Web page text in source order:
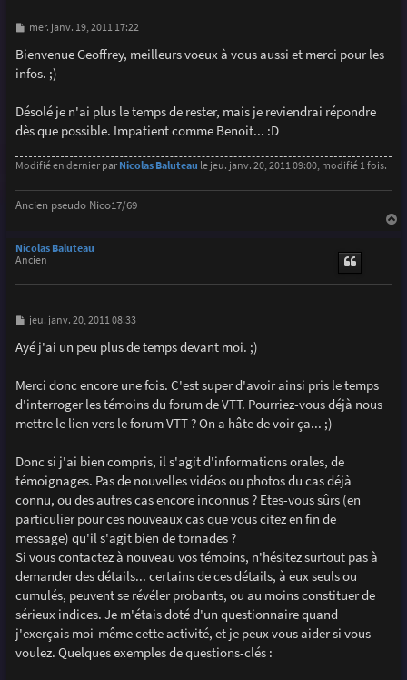
M
s
s
a
mer. janv. 19, 2011 17:22
Bienvenue Geoffrey, meilleurs voeux à vous aussi et merci pour les
infos. ;)
Désolé je n'ai plus le temps de rester, mais je reviendrai répondre
dès que possible. Impatient comme Benoit... :D
Modifié en dernier par Nicolas Baluteau le jeu. janv. 20, 2011 09:00, modifié 1 fois.
Ancien pseudo Nico17/69
Nicolas Baluteau
Ancien
M
s
s
e
jeu. janv. 20, 2011 08:33
Ayé j'ai un peu plus de temps devant moi. ;)
Merci donc encore une fois. C'est super d'avoir ainsi pris le temps
d'interroger les témoins du forum de VTT. Pourriez-vous déjà nous
mettre le lien vers le forum VTT ? On a hâte de voir ça... ;)
Donc si j'ai bien compris, il s'agit d'informations orales, de
témoignages. Pas de nouvelles vidéos ou photos du cas déjà
connu, ou des autres cas encore inconnus ? Etes-vous sûrs (en
particulier pour ces nouveaux cas que vous citez en fin de
message) qu'il s'agit bien de tornades ?
Si vous contactez à nouveau vos témoins, n'hésitez surtout pas à
demander des détails... certains de ces détails, à eux seuls ou
cumulés, peuvent se révéler probants, ou au moins constituer de
sérieux indices. Je m'étais doté d'un questionnaire quand
j'exerçais moi-même cette activité, et je peux vous aider si vous
voulez. Quelques exemples de questions-clés :